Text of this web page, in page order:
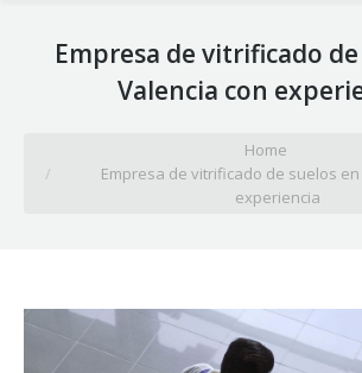
Empresa de vitrificado
Valencia con
Home
Empresa de vitrificado de suelos
experiencia